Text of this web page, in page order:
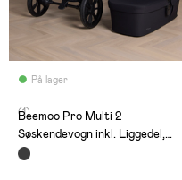
På lager
(1)
Beemoo Pro Multi 2
Søskendevogn inkl. Liggedel,
Coffee Black